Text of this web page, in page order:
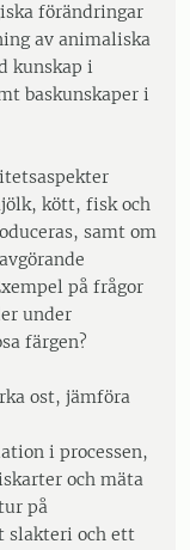
förändringar
av animaliska
kunskap i
baskunskaper i
kött, fisk och
samt om
på frågor
under
färgen?
ost, jämföra
i processen,
och mäta
på
slakteri och ett